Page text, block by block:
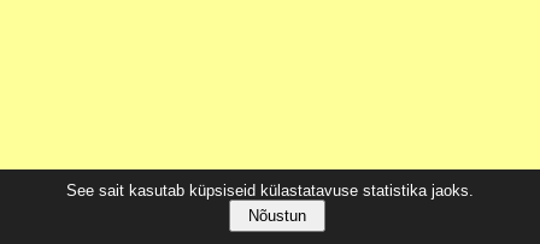
See sait kasutab küpsiseid külastatavuse statistika jaoks.
Nõustun